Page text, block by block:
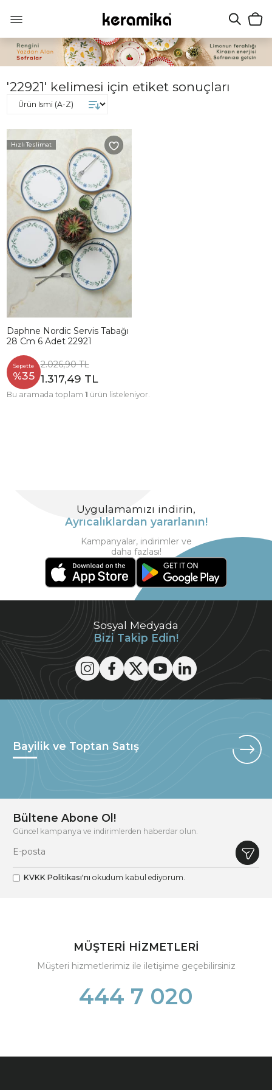
'22921' kelimesi için etiket sonuçları
Hızlı Teslimat
Daphne Nordic Servis Tabağı
28 Cm 6 Adet 22921
Sepette
%35
2.026,90 TL
1.317,49 TL
Bu aramada toplam 1 ürün listeleniyor.
Sosyal Medyada
Bizi Takip Edin!
Uygulamamızı indirin,
Ayrıcalıklardan yararlanın!
Kampanyalar, indirimler ve
daha fazlası!
Bayilik ve Toptan Satış
Bültene Abone Ol!
Güncel kampanya ve indirimlerden haberdar olun.
KVKK Politikası'nı okudum kabul ediyorum.
MÜŞTERİ HİZMETLERİ
Müşteri hizmetlerimiz ile iletişime geçebilirsiniz
444 7 020